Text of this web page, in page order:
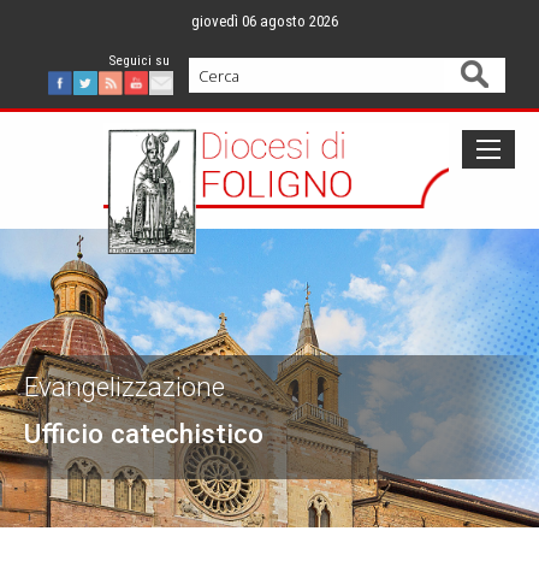
content
giovedì 06 agosto 2026
Facebook
Twitter
FeedYoutube
Mail
Cerca
Ufficio catechistico
Evangelizzazione